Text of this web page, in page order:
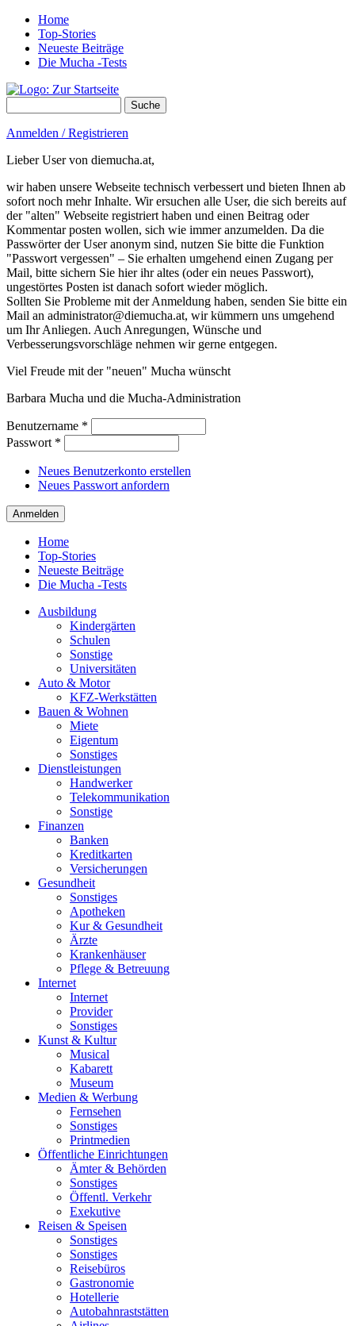
Home
Top-Stories
Neueste Beiträge
Die Mucha -Tests
Anmelden / Registrieren
Lieber User von diemucha.at,
wir haben unsere Webseite technisch verbessert und bieten Ihnen ab
sofort noch mehr Inhalte. Wir ersuchen alle User, die sich bereits auf
der "alten" Webseite registriert haben und einen Beitrag oder
Kommentar posten wollen, sich wie immer anzumelden. Da die
Passwörter der User anonym sind, nutzen Sie bitte die Funktion
"Passwort vergessen" – Sie erhalten umgehend einen Zugang per
Mail, bitte sichern Sie hier ihr altes (oder ein neues Passwort),
ungestörtes Posten ist danach sofort wieder möglich.
Sollten Sie Probleme mit der Anmeldung haben, senden Sie bitte ein
Mail an administrator@diemucha.at, wir kümmern uns umgehend
um Ihr Anliegen. Auch Anregungen, Wünsche und
Verbesserungsvorschläge nehmen wir gerne entgegen.
Viel Freude mit der "neuen" Mucha wünscht
Barbara Mucha und die Mucha-Administration
Benutzername *
Passwort *
Neues Benutzerkonto erstellen
Neues Passwort anfordern
Home
Top-Stories
Neueste Beiträge
Die Mucha -Tests
Ausbildung
Kindergärten
Schulen
Sonstige
Universitäten
Auto & Motor
KFZ-Werkstätten
Bauen & Wohnen
Miete
Eigentum
Sonstiges
Dienstleistungen
Handwerker
Telekommunikation
Sonstige
Finanzen
Banken
Kreditkarten
Versicherungen
Gesundheit
Sonstiges
Apotheken
Kur & Gesundheit
Ärzte
Krankenhäuser
Pflege & Betreuung
Internet
Internet
Provider
Sonstiges
Kunst & Kultur
Musical
Kabarett
Museum
Medien & Werbung
Fernsehen
Sonstiges
Printmedien
Öffentliche Einrichtungen
Ämter & Behörden
Sonstiges
Öffentl. Verkehr
Exekutive
Reisen & Speisen
Sonstiges
Sonstiges
Reisebüros
Gastronomie
Hotellerie
Autobahnraststätten